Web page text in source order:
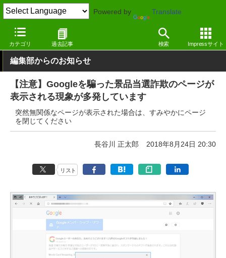
Powered by Translate
カテゴリ 過去記事 検索 Impressサイト
窓の杜 セキュリティ Webサービス
編集部からのお知らせ
【注意】Googleを騙った景品当選詐欺のページが
表示される現象が多発しています
突然無関係なページが表示された場合は、すみやかにページ
を閉じてください
長谷川 正太郎 2018年8月24日 20:30
リスト